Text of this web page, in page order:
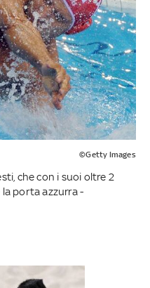
©Getty Images
che con i suoi oltre 2
porta azzurra -